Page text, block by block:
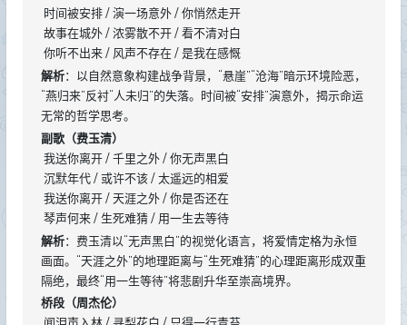
时间被安排 / 演一场意外 / 你悄然走开
故事在城外 / 浓雾散不开 / 看不清对白
你听不出来 / 风声不存在 / 是我在感慨
解析：以自然意象构建战争背景，“悬崖”“沧海”暗示环境险恶，
“燕归来”反衬“人未归”的失落。时间被“安排”演意外，揭示命运
无常的哲学思考。
副歌（费玉清）
我送你离开 / 千里之外 / 你无声黑白
沉默年代 / 或许不该 / 太遥远的相爱
我送你离开 / 天涯之外 / 你是否还在
琴声何来 / 生死难猜 / 用一生去等待
解析：费玉清以“无声黑白”的视觉化语言，将爱情定格为永恒
画面。“天涯之外”的地理距离与“生死难猜”的心理距离形成双重
隔绝，最终“用一生等待”将悲剧升华至崇高境界。
桥段（周杰伦）